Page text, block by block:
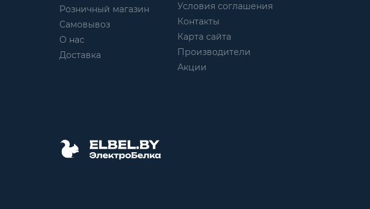
Розничный магазин
Самовывоз
О нас
Доставка
Условия соглашения
Контакты
Карта сайта
Производители
Акции